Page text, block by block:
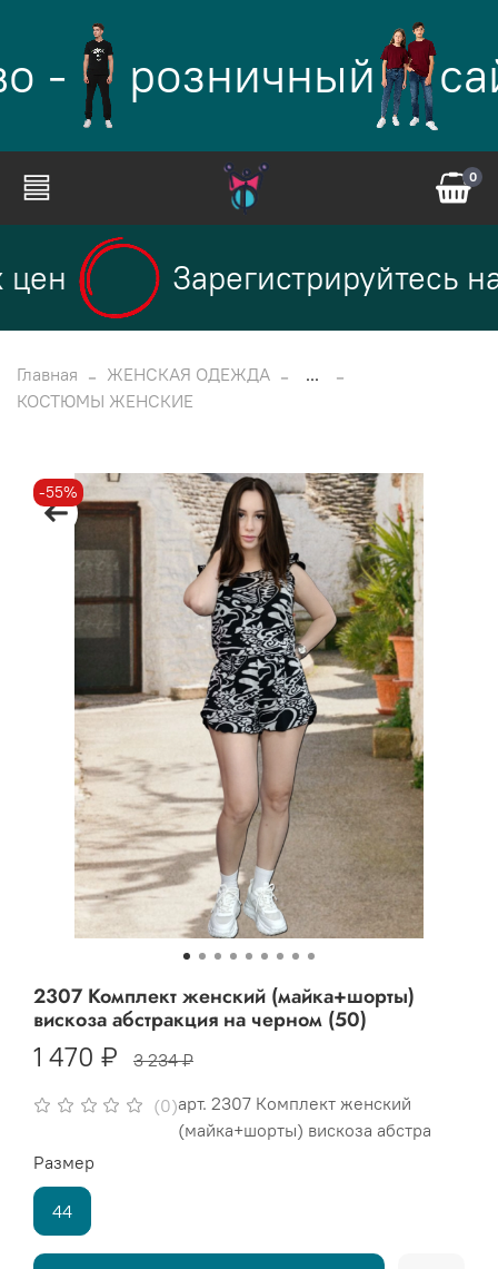
- розничный
0
Зарегистрируйтесь на
Главная ЖЕНСКАЯ ОДЕЖДА
...
КОСТЮМЫ ЖЕНСКИЕ
-55%
(0)арт.2307 Комплект женский
(майка+шорты) вискоза абстра
2307 Комплект женский (майка+шорты)
вискоза абстракция на черном (50)
1 470 ₽ 3 234 ₽
Размер
44